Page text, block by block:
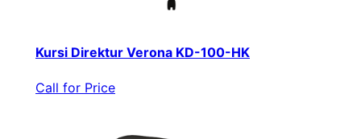
Kursi Direktur Verona KD-100-HK
Call for Price